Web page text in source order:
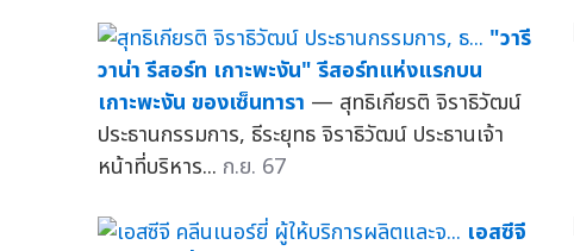
"วารี
วาน่า รีสอร์ท เกาะพะงัน" รีสอร์ทแห่งแรกบน
เกาะพะงัน ของเซ็นทารา — สุทธิเกียรติ จิราธิวัฒน์
ประธานกรรมการ, ธีระยุทธ จิราธิวัฒน์ ประธานเจ้า
หน้าที่บริหาร... ก.ย. 67
เอสซีจี